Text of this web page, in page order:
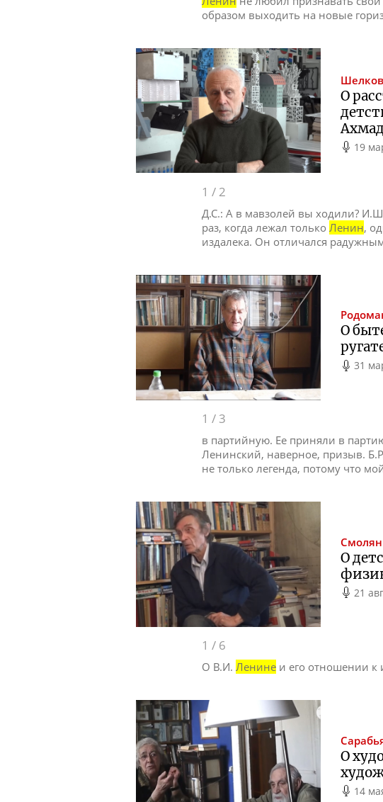
образом выходить на новые
О
19
1 / 2
Д.С.: А в мавзолей вы ходили?
раз, когда лежал только Ленин,
издалека. Он отличался
О
31
1 / 3
в партийную. Ее приняли в
Ленинский, наверное, призыв.
не только легенда, потому что
О
21
1 / 6
О В.И. Ленине и его отношении к
О
14